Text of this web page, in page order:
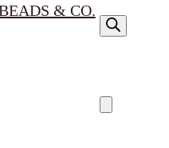
& CO.
c
c